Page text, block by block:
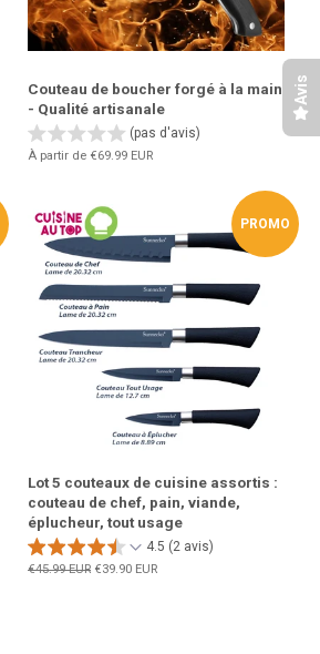
Couteau de boucher forgé à la main
- Qualité artisanale
(pas d'avis)
À partir de €69.99 EUR
PROMO
Lot 5 couteaux de cuisine assortis :
couteau de chef, pain, viande,
éplucheur, tout usage
4.5 (2 avis)
Prix
€45.99 EUR Prix
€39.90 EUR
Avis